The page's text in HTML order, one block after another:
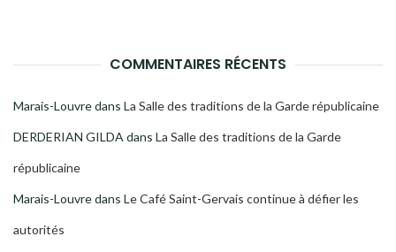
COMMENTAIRES RÉCENTS
Marais-Louvredans La Salle des traditions de la Garde républicaine
DERDERIAN GILDA dans La Salle des traditions de la Garde
républicaine
Marais-Louvredans Le Café Saint-Gervais continue à défier les
autorités